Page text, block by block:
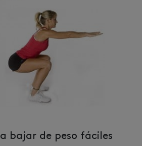
bajar de peso fáciles